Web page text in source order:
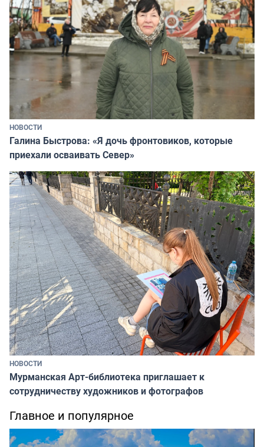
НОВОСТИ
Галина Быстрова: «Я дочь фронтовиков, которые
приехали осваивать Север»
НОВОСТИ
Мурманская Арт-библиотека приглашает к
сотрудничеству художников и фотографов
Главное и популярное